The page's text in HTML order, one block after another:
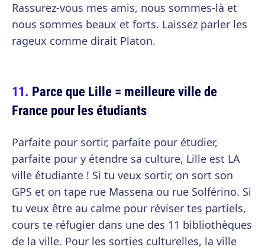
Rassurez-vous mes amis, nous sommes-là et
nous sommes beaux et forts. Laissez parler les
rageux comme dirait Platon.
Parce que Lille = meilleure ville de
France pour les étudiants
Parfaite pour sortir, parfaite pour étudier,
parfaite pour y étendre sa culture, Lille est LA
ville étudiante ! Si tu veux sortir, on sort son
GPS et on tape rue Massena ou rue Solférino. Si
tu veux être au calme pour réviser tes partiels,
cours te réfugier dans une des 11 bibliothèques
de la ville. Pour les sorties culturelles, la ville